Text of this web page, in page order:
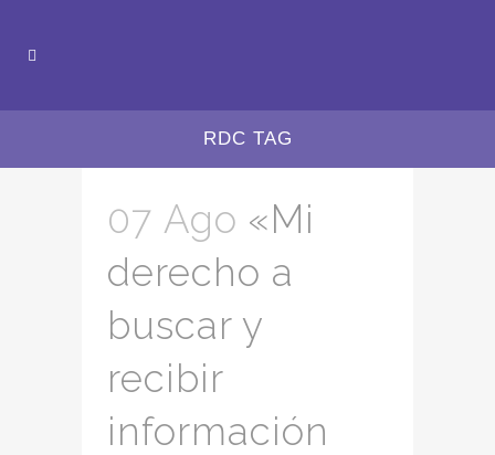
RDC TAG
07 Ago «Mi
derecho a
buscar y
recibir
información